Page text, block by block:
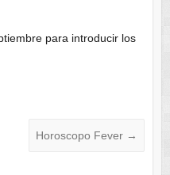
para introducir los
Horoscopo Fever →